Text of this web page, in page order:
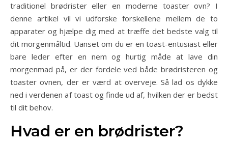
traditionel brødrister eller en moderne toaster ovn? I
denne artikel vil vi udforske forskellene mellem de to
apparater og hjælpe dig med at træffe det bedste valg til
dit morgenmåltid. Uanset om du er en toast-entusiast eller
bare leder efter en nem og hurtig måde at lave din
morgenmad på, er der fordele ved både brødristeren og
toaster ovnen, der er værd at overveje. Så lad os dykke
ned i verdenen af toast og finde ud af, hvilken der er bedst
til dit behov.
Hvad er en brødrister?